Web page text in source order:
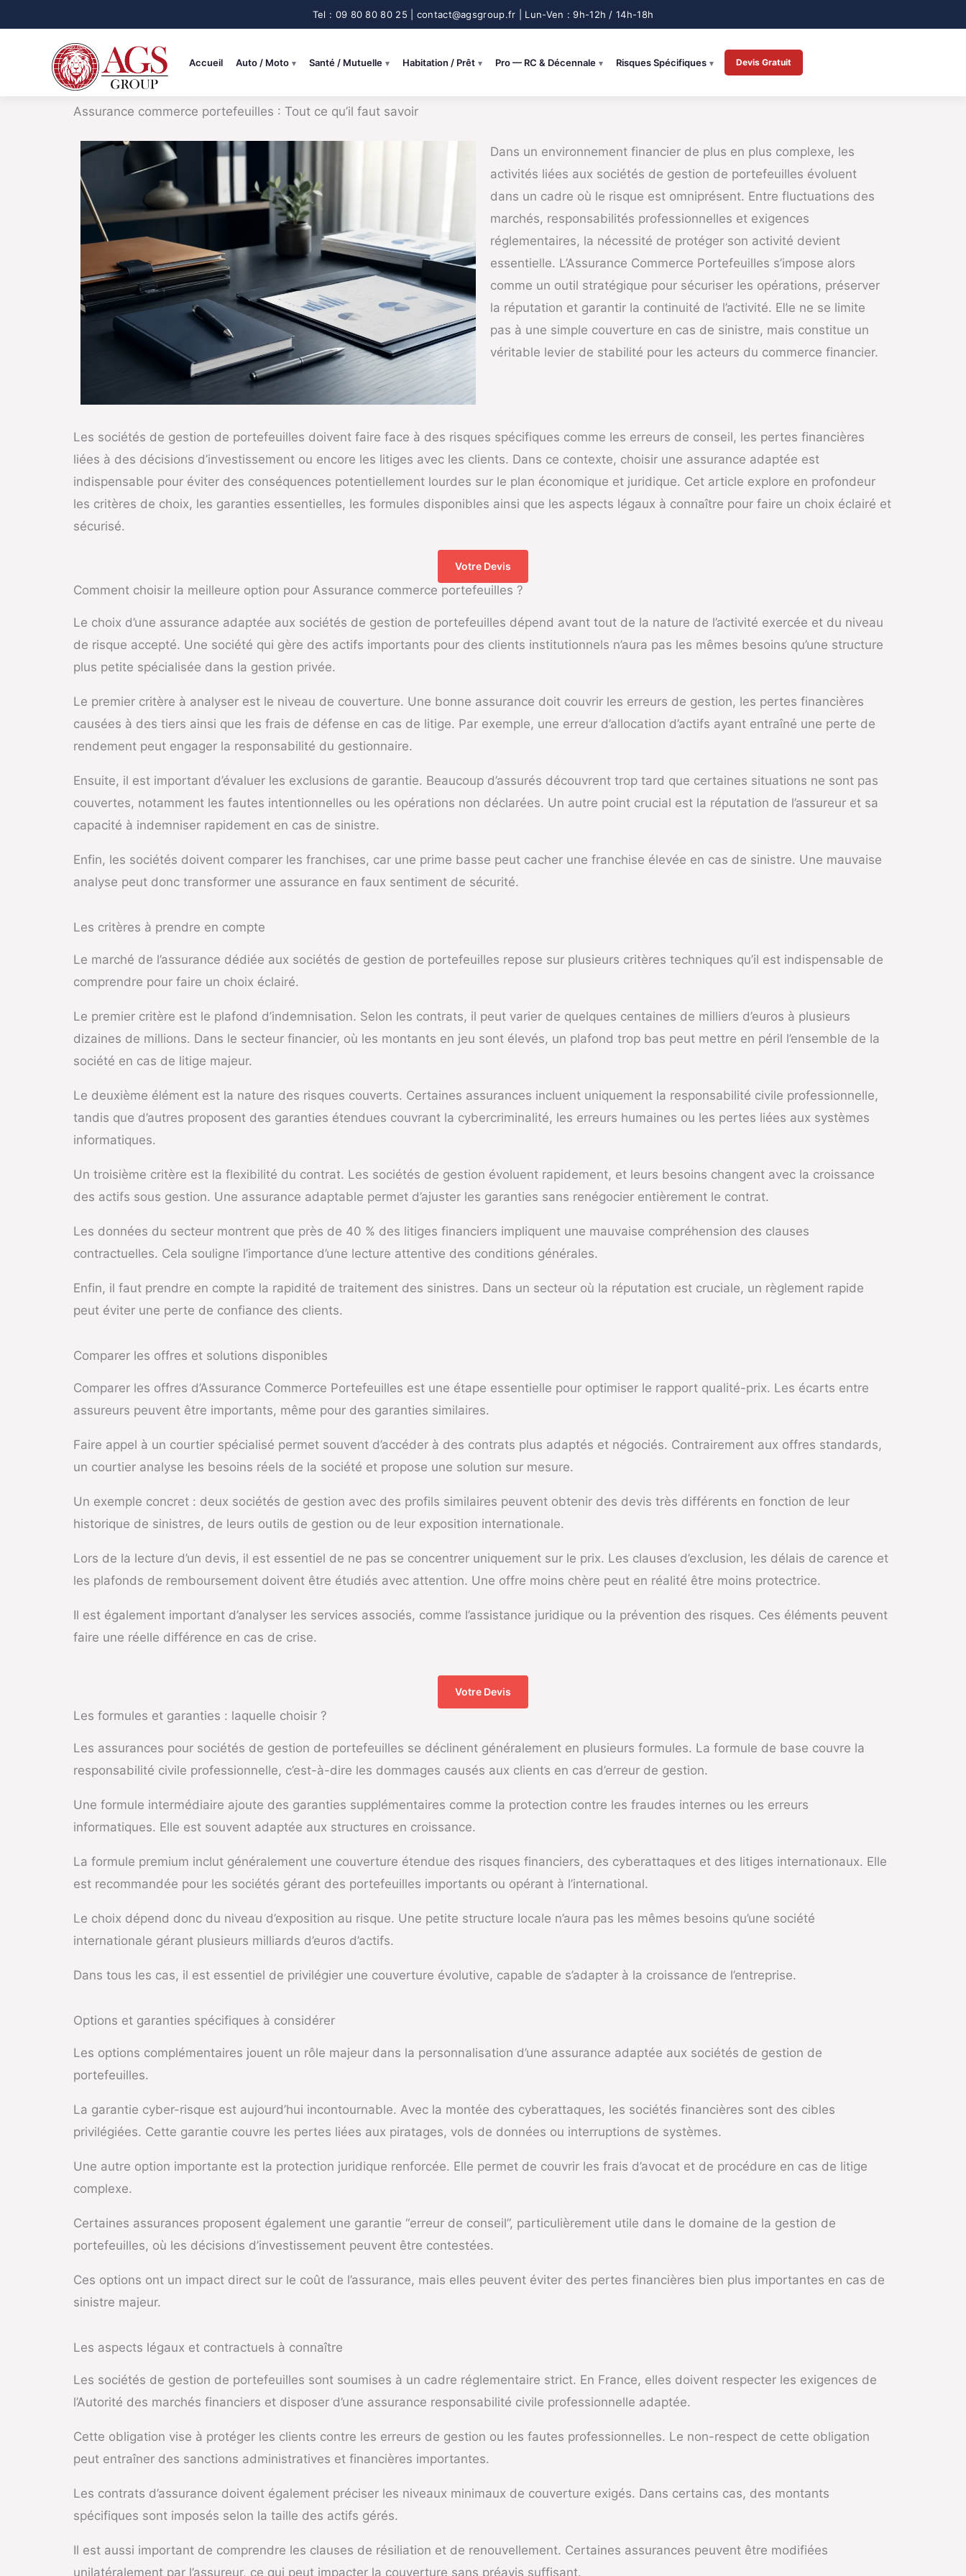
au
Accueil Auto / Moto Santé / Mutuelle Habitation / Prêt Pro — RC & Décennale Risques Spécifiques Devis Gratuit
Assurance commerce portefeuilles : Tout ce qu’il faut savoir
Dans un environnement financier de plus en plus complexe, les
activités liées aux sociétés de gestion de portefeuilles évoluent
dans un cadre où le risque est omniprésent. Entre fluctuations des
marchés, responsabilités professionnelles et exigences
réglementaires, la nécessité de protéger son activité devient
essentielle. L’Assurance Commerce Portefeuilles s’impose alors
comme un outil stratégique pour sécuriser les opérations, préserver
la réputation et garantir la continuité de l’activité. Elle ne se limite
pas à une simple couverture en cas de sinistre, mais constitue un
véritable levier de stabilité pour les acteurs du commerce financier.
Les sociétés de gestion de portefeuilles doivent faire face à des risques spécifiques comme les erreurs de conseil, les pertes financières
liées à des décisions d’investissement ou encore les litiges avec les clients. Dans ce contexte, choisir une assurance adaptée est
indispensable pour éviter des conséquences potentiellement lourdes sur le plan économique et juridique. Cet article explore en profondeur
les critères de choix, les garanties essentielles, les formules disponibles ainsi que les aspects légaux à connaître pour faire un choix éclairé et
sécurisé.
Votre Devis
Comment choisir la meilleure option pour Assurance commerce portefeuilles ?
Le choix d’une assurance adaptée aux sociétés de gestion de portefeuilles dépend avant tout de la nature de l’activité exercée et du niveau
de risque accepté. Une société qui gère des actifs importants pour des clients institutionnels n’aura pas les mêmes besoins qu’une structure
plus petite spécialisée dans la gestion privée.
Le premier critère à analyser est le niveau de couverture. Une bonne assurance doit couvrir les erreurs de gestion, les pertes financières
causées à des tiers ainsi que les frais de défense en cas de litige. Par exemple, une erreur d’allocation d’actifs ayant entraîné une perte de
rendement peut engager la responsabilité du gestionnaire.
Ensuite, il est important d’évaluer les exclusions de garantie. Beaucoup d’assurés découvrent trop tard que certaines situations ne sont pas
couvertes, notamment les fautes intentionnelles ou les opérations non déclarées. Un autre point crucial est la réputation de l’assureur et sa
capacité à indemniser rapidement en cas de sinistre.
Enfin, les sociétés doivent comparer les franchises, car une prime basse peut cacher une franchise élevée en cas de sinistre. Une mauvaise
analyse peut donc transformer une assurance en faux sentiment de sécurité.
Les critères à prendre en compte
Le marché de l’assurance dédiée aux sociétés de gestion de portefeuilles repose sur plusieurs critères techniques qu’il est indispensable de
comprendre pour faire un choix éclairé.
Le premier critère est le plafond d’indemnisation. Selon les contrats, il peut varier de quelques centaines de milliers d’euros à plusieurs
dizaines de millions. Dans le secteur financier, où les montants en jeu sont élevés, un plafond trop bas peut mettre en péril l’ensemble de la
société en cas de litige majeur.
Le deuxième élément est la nature des risques couverts. Certaines assurances incluent uniquement la responsabilité civile professionnelle,
tandis que d’autres proposent des garanties étendues couvrant la cybercriminalité, les erreurs humaines ou les pertes liées aux systèmes
informatiques.
Un troisième critère est la flexibilité du contrat. Les sociétés de gestion évoluent rapidement, et leurs besoins changent avec la croissance
des actifs sous gestion. Une assurance adaptable permet d’ajuster les garanties sans renégocier entièrement le contrat.
Les données du secteur montrent que près de 40 % des litiges financiers impliquent une mauvaise compréhension des clauses
contractuelles. Cela souligne l’importance d’une lecture attentive des conditions générales.
Enfin, il faut prendre en compte la rapidité de traitement des sinistres. Dans un secteur où la réputation est cruciale, un règlement rapide
peut éviter une perte de confiance des clients.
Comparer les offres et solutions disponibles
Comparer les offres d’Assurance Commerce Portefeuilles est une étape essentielle pour optimiser le rapport qualité-prix. Les écarts entre
assureurs peuvent être importants, même pour des garanties similaires.
Faire appel à un courtier spécialisé permet souvent d’accéder à des contrats plus adaptés et négociés. Contrairement aux offres standards,
un courtier analyse les besoins réels de la société et propose une solution sur mesure.
Un exemple concret : deux sociétés de gestion avec des profils similaires peuvent obtenir des devis très différents en fonction de leur
historique de sinistres, de leurs outils de gestion ou de leur exposition internationale.
Lors de la lecture d’un devis, il est essentiel de ne pas se concentrer uniquement sur le prix. Les clauses d’exclusion, les délais de carence et
les plafonds de remboursement doivent être étudiés avec attention. Une offre moins chère peut en réalité être moins protectrice.
Il est également important d’analyser les services associés, comme l’assistance juridique ou la prévention des risques. Ces éléments peuvent
faire une réelle différence en cas de crise.
Votre Devis
Les formules et garanties : laquelle choisir ?
Les assurances pour sociétés de gestion de portefeuilles se déclinent généralement en plusieurs formules. La formule de base couvre la
responsabilité civile professionnelle, c’est-à-dire les dommages causés aux clients en cas d’erreur de gestion.
Une formule intermédiaire ajoute des garanties supplémentaires comme la protection contre les fraudes internes ou les erreurs
informatiques. Elle est souvent adaptée aux structures en croissance.
La formule premium inclut généralement une couverture étendue des risques financiers, des cyberattaques et des litiges internationaux. Elle
est recommandée pour les sociétés gérant des portefeuilles importants ou opérant à l’international.
Le choix dépend donc du niveau d’exposition au risque. Une petite structure locale n’aura pas les mêmes besoins qu’une société
internationale gérant plusieurs milliards d’euros d’actifs.
Dans tous les cas, il est essentiel de privilégier une couverture évolutive, capable de s’adapter à la croissance de l’entreprise.
Options et garanties spécifiques à considérer
Les options complémentaires jouent un rôle majeur dans la personnalisation d’une assurance adaptée aux sociétés de gestion de
portefeuilles.
La garantie cyber-risque est aujourd’hui incontournable. Avec la montée des cyberattaques, les sociétés financières sont des cibles
privilégiées. Cette garantie couvre les pertes liées aux piratages, vols de données ou interruptions de systèmes.
Une autre option importante est la protection juridique renforcée. Elle permet de couvrir les frais d’avocat et de procédure en cas de litige
complexe.
Certaines assurances proposent également une garantie “erreur de conseil”, particulièrement utile dans le domaine de la gestion de
portefeuilles, où les décisions d’investissement peuvent être contestées.
Ces options ont un impact direct sur le coût de l’assurance, mais elles peuvent éviter des pertes financières bien plus importantes en cas de
sinistre majeur.
Les aspects légaux et contractuels à connaître
Les sociétés de gestion de portefeuilles sont soumises à un cadre réglementaire strict. En France, elles doivent respecter les exigences de
l’Autorité des marchés financiers et disposer d’une assurance responsabilité civile professionnelle adaptée.
Cette obligation vise à protéger les clients contre les erreurs de gestion ou les fautes professionnelles. Le non-respect de cette obligation
peut entraîner des sanctions administratives et financières importantes.
Les contrats d’assurance doivent également préciser les niveaux minimaux de couverture exigés. Dans certains cas, des montants
spécifiques sont imposés selon la taille des actifs gérés.
Il est aussi important de comprendre les clauses de résiliation et de renouvellement. Certaines assurances peuvent être modifiées
unilatéralement par l’assureur, ce qui peut impacter la couverture sans préavis suffisant.